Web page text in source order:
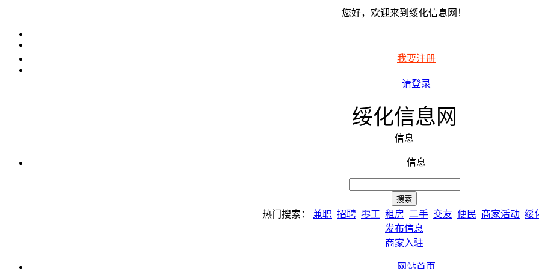
您好，欢迎来到绥化信息网！
我要注册
请登录
绥化信息网
信息
信息
热门搜索： 兼职 招聘 零工 租房 二手 交友 便民 商家活动 绥
发布信息
商家入驻
网站首页